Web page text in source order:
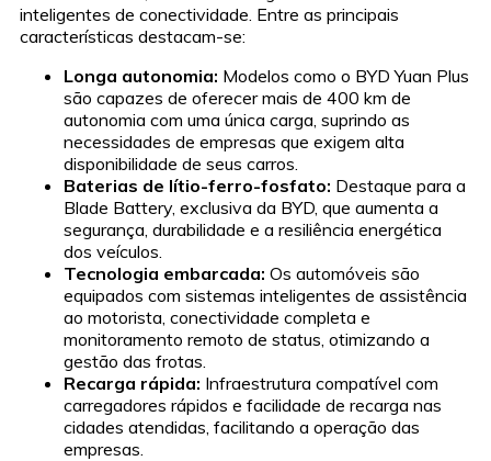
inteligentes de conectividade. Entre as principais
características destacam-se:
Longa autonomia: Modelos como o BYD Yuan Plus
são capazes de oferecer mais de 400 km de
autonomia com uma única carga, suprindo as
necessidades de empresas que exigem alta
disponibilidade de seus carros.
Baterias de lítio-ferro-fosfato: Destaque para a
Blade Battery, exclusiva da BYD, que aumenta a
segurança, durabilidade e a resiliência energética
dos veículos.
Tecnologia embarcada: Os automóveis são
equipados com sistemas inteligentes de assistência
ao motorista, conectividade completa e
monitoramento remoto de status, otimizando a
gestão das frotas.
Recarga rápida: Infraestrutura compatível com
carregadores rápidos e facilidade de recarga nas
cidades atendidas, facilitando a operação das
empresas.